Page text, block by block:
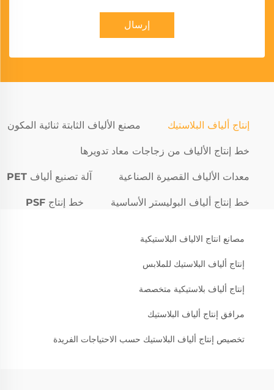
إرسال
إنتاج ألياف البلاستيك مصنع الألياف الثابتة ثنائية المكون
خط إنتاج الألياف من زجاجات معاد تدويرها
معدات الألياف القصيرة الصناعية آلة تصنيع ألياف PET
خط إنتاج ألياف البوليستر الأساسية خط إنتاج PSF
مصانع انتاج الالياف البلاستيكية
إنتاج ألياف البلاستيك للملابس
إنتاج ألياف بلاستيكية متخصصة
مرافق إنتاج ألياف البلاستيك
تخصيص إنتاج ألياف البلاستيك حسب الاحتياجات الفريدة